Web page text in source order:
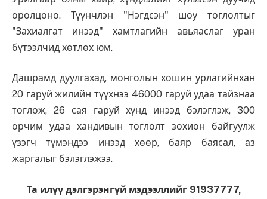
оролцоно. Түүнчлэн "Нэгдсэн" шоу тоглолтыг
"Захиалгат инээд" хамтлагийн авьяаслаг уран
бүтээлчид хөтлөх юм.
Дашрамд дуулгахад, монголын хошин урлагийнхан
20 гаруй жилийн түүхнээ 46000 гаруй удаа тайзнаа
тоглож, 26 сая гаруй хүнд инээд бэлэглэж, 300
орчим удаа хандивын тоглолт зохион байгуулж
үзэгч түмэндээ инээд хөөр, баяр баясал, аз
жаргалыг бэлэглэжээ.
Та илүү дэлгэрэнгүй мэдээллийг 91937777,